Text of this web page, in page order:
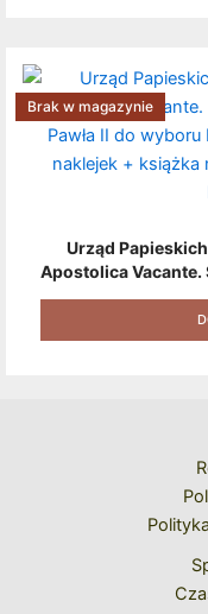
Urząd
Apostolica Vacante.
Pawła II Do
Naklejek +
Brak w magazynie